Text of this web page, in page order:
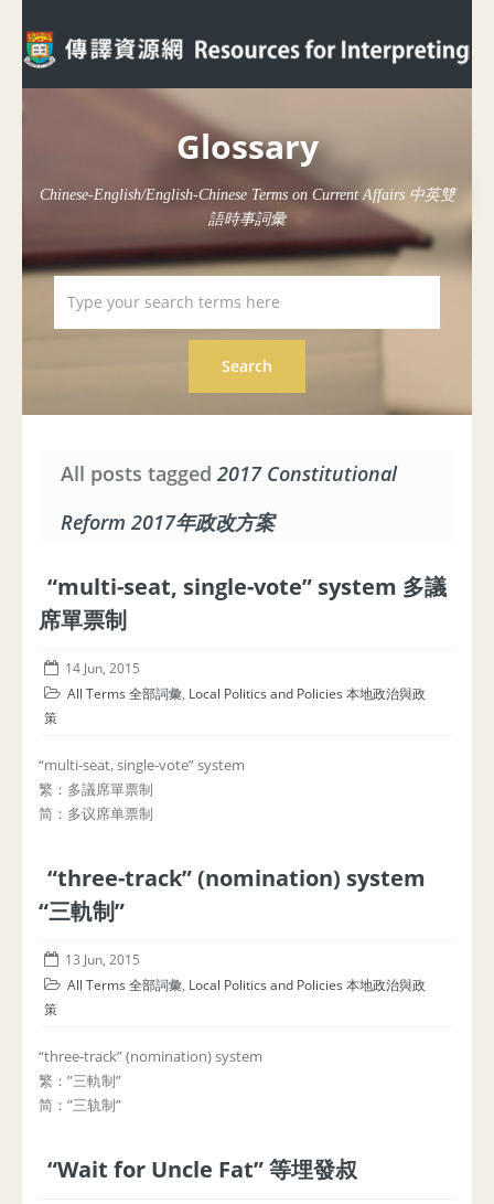
Glossary
Chinese-English/English-Chinese Terms on Current Affairs 中英雙
語時事詞彙
All posts tagged 2017 Constitutional
Reform 2017年政改方案
“multi-seat, single-vote” system 多議
席單票制
14 Jun, 2015
All Terms 全部詞彙, Local Politics and Policies 本地政治與政
策
“multi-seat, single-vote” system
繁：多議席單票制
简：多议席单票制
“three-track” (nomination) system
“三軌制”
13 Jun, 2015
All Terms 全部詞彙, Local Politics and Policies 本地政治與政
策
“three-track” (nomination) system
繁：”三軌制”
简：”三轨制”
“Wait for Uncle Fat” 等埋發叔